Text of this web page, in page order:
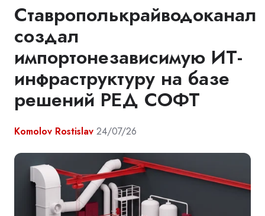
Ставрополькрайводоканал
создал
импортонезависимую ИТ-
инфраструктуру на базе
решений РЕД СОФТ
Komolov Rostislav 24/07/26